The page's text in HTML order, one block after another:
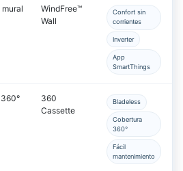
WindFree™
Wall
Confort sin
corrientes
Inverter
App
SmartThings
360
Cassette
Bladeless
Cobertura
360°
Fácil
mantenimiento